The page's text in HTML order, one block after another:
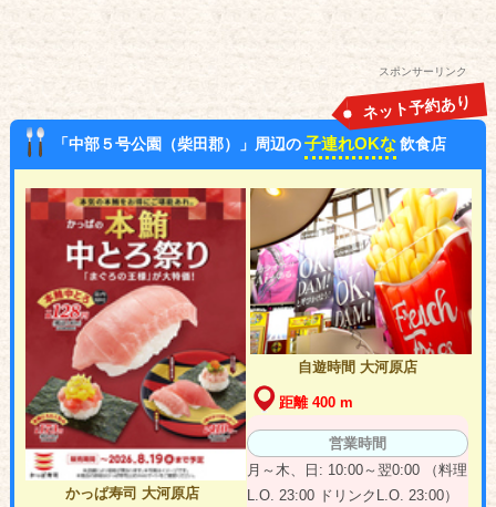
スポンサーリンク
「中部５号公園（柴田郡）」周辺の子連れOKな 飲食店
ネット予約あり
かっぱ寿司 大河原店
自遊時間 大河原店
距離 400 m
営業時間
月～木、日: 10:00～翌0:00 （料理
L.O. 23:00 ドリンクL.O. 23:00）